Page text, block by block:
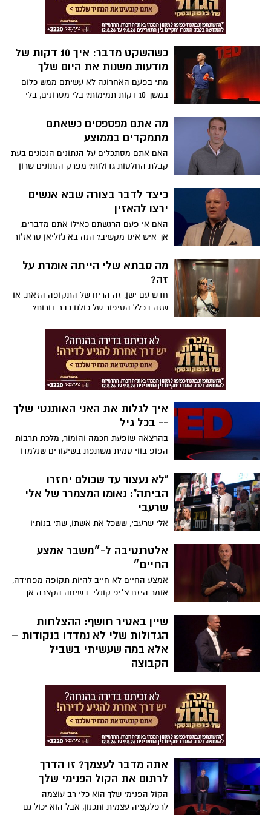
נודה בזה, על כולנו, משחררת כאחד, ומרגשת.
ובעיקר, היא מעודדת אותנו לשנות את אופן
הגישה שלנו לאבל. "אדם מתאבל יצחק שוב
זה לא אומר שהוא המשיך הלאה".כשהשקט מדבר: איך 10 דקות של
מודעות משנות את היום שלך
מתי בפעם האחרונה לא עשיתם ממש כלום
במשך 10 דקות תמימות? בלי מסרונים, בלי
לדבר ואפילו בלי לחשוב? המומחה למודעות
אנדי פאדיקומב מתאר את גורם השינוי
דקות ביום, פשוט להיות מודעים ולחוות את
הרגע הנוכחי (אין צורך בקטורת ובישיבה על
הרצפה בתנוחות משונות).
מה אתם מפספסים כשאתם
מתמקדים בממוצע
האם אתם מסתכלים על הנתונים הנכונים בעת
קבלת החלטות גדולות? מפרק הנתונים שרון
זיקרמן מאתגר את ההסתמכות שלנו על
ממוצעים, ומראה כיצד הם יכולים להטעות -
במיוחד ברגעים משני חיים. על ידי חשיבה
מחודשת על האופן שבו אנו מפרשים נתונים,
הוא חושף גישה חכמה יותר להערכת סיכונים
וביצוע בחירות טובות יותר.
כיצד לדבר בצורה שבא אנשים
ירצו להאזין
האם אי פעם הרגשתם כאילו אתם מדברים,
אך איש אינו מקשיב? הנה בא ג'וליאן טראז'ור
לעזור. בהרצאה המועילה הזו, המומחה לצליל
מדגים את מה שניתן לעשות בכדי לדבר דיבור
חזק החל מכמה תרגילי קול יעילים וכלה
שאולי תעזור לעולם להישמע נפלא יותר.
מה סבתא שלי הייתה אומרת על
זה?
חדש עם ישן, זה הריח של התקופה הזאת. או
שזה בכלל הסיפור של כולנו כבר דורות?
איך לגלות את האני האותנטי שלך
-- בכל גיל
בהרצאה שופעת חכמה והומור, מלכת תרבות
הפופ בווי סמית משתפת בשיעורים שנלמדו
בדרך הקשה, על אותנטיות, ביטחון, הצלחה
בוגרת ולמה, אם תעשו את העבודה, "החיים
טובים יותר מאוחר יותר".
"לא נעצור עד שכולם יחזרו
הביתה": נאומו המצמרר של אלי
שרעבי
אלי שרעבי, ששכל את אשתו, שתי בנותיו
וגופת אחיו שנמצאת עדין בשבי, נשא דברים
נוקבים בכיכר: "אני עומד כאן כאלמן, אב
שכול, אזרח – ולא אנוח עד שהאחרון מבין
של לב, של מוסר ושל מדינה שלא מפקירה את
אלטרנטיבה ל-״משבר אמצע
החיים״
אמצע החיים לא חייב להיות תקופה מפחידה,
אומר היזם צ׳יפ קונלי. בשיחה הקצרה אך
הקולעת הזו, הוא לוקח השראה מעולם הטבע
כתקופת מעבר שמלאה בחן ויופי - ודוחק
בכולנו להפוך את ההתבגרות לשאפתנית.
שיין באטיר חושף: ההצלחות
הגדולות שלי לא נמדדו בנקודות –
אלא במה שעשיתי בשביל
הקבוצה
מה אם סוד ההצלחה אינו להיות באור
הזרקורים, אלא לגרום לכולם סביבך לזרוח?
שחקן ה-NBA לשעבר שיין באטיר משתף
כיצד הרגעים המשפיעים ביותר שלו לא הגיעו
מנקודות אלא ממעשים קטנים ולא מוערכים
מספיק שעזרו לקבוצתו לנצח - ומדוע מתן
מורשת מתמשכת, גם על המגרש וגם מחוצה
לו.
אתה מדבר לעצמך? זו הדרך
לרתום את הקול הפנימי שלך
הקול הפנימי שלך הוא כלי רב עוצמה
לרפלקציה עצמית ותכנון, אבל הוא יכול גם